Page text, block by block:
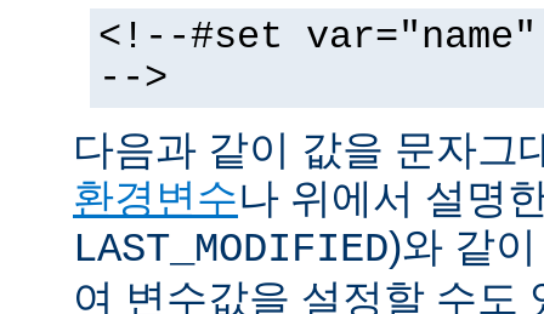
<!--#set
-->
다음과 같이 값을 문자그
환경변수나 위에서 설명
LAST_MODIFIED)와 같
여 변수값을 설정할 수도